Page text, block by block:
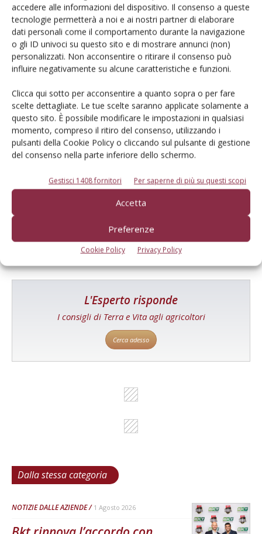
accedere alle informazioni del dispositivo. Il consenso a queste
tecnologie permetterà a noi e ai nostri partner di elaborare
dati personali come il comportamento durante la navigazione
o gli ID univoci su questo sito e di mostrare annunci (non)
personalizzati. Non acconsentire o ritirare il consenso può
influire negativamente su alcune caratteristiche e funzioni.
Clicca qui sotto per acconsentire a quanto sopra o per fare
scelte dettagliate. Le tue scelte saranno applicate solamente a
questo sito. È possibile modificare le impostazioni in qualsiasi
momento, compreso il ritiro del consenso, utilizzando i
pulsanti della Cookie Policy o cliccando sul pulsante di gestione
del consenso nella parte inferiore dello schermo.
Gestisci 1408 fornitori Per saperne di più su questi scopi
Accetta
Preferenze
Cookie Policy Privacy Policy
E-magazine
Tecniche, prodotti e servizi dalle aziende
Catalogo Aziende e Prodotti
Un modo semplice per cercare un'azienda o un
prodotto!
Cerca adesso
L'Esperto risponde
I consigli di Terra e Vita agli agricoltori
Cerca adesso
Dalla stessa categoria
NOTIZIE DALLE AZIENDE 1 Agosto 2026